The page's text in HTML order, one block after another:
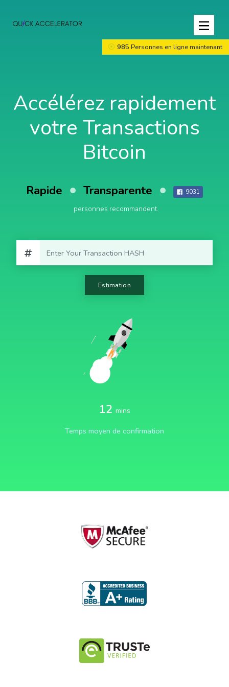
Accélérez rapidement
votre Transactions
Bitcoin
Rapide Transparente 9031
personnes recommandent.
Estimation
12 mins
Temps moyen de confirmation
985 Personnes en ligne maintenant